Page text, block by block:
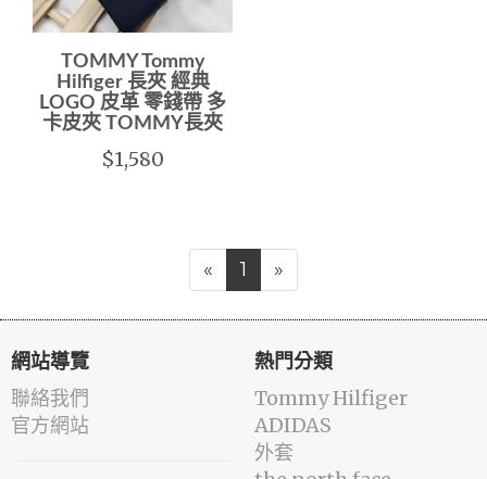
TOMMY Tommy
Hilfiger 長夾 經典
LOGO 皮革 零錢帶 多
卡皮夾 TOMMY長夾
$1,580
« 1 »
網站導覽
聯絡我們
官方網站
熱門分類
Tommy Hilfiger
ADIDAS
外套